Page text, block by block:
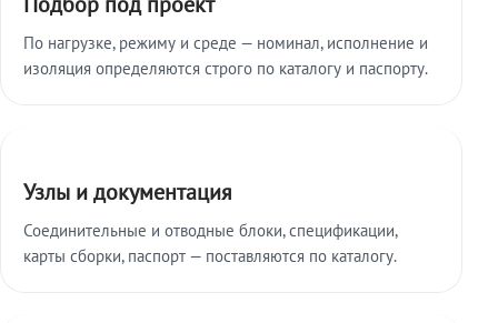
По нагрузке, режиму и среде — номинал, исполнение и
изоляция определяются строго по каталогу и паспорту.
Узлы и документация
Соединительные и отводные блоки, спецификации,
карты сборки, паспорт — поставляются по каталогу.